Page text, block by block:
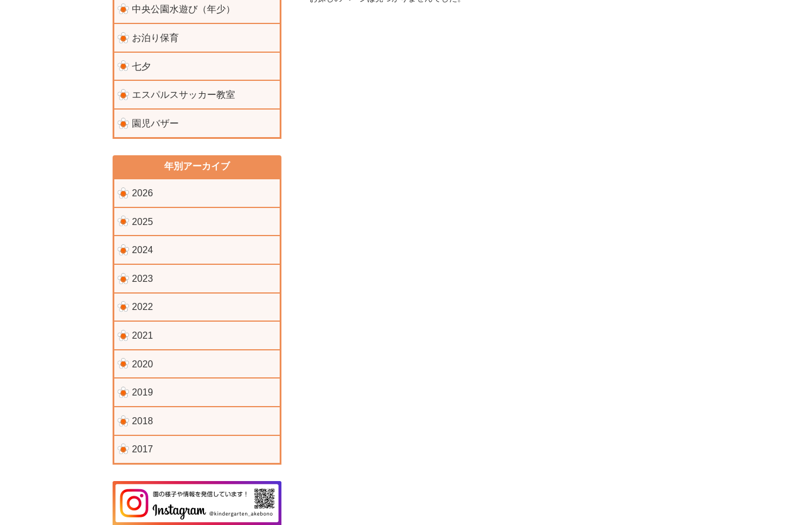
中央公園水遊び（年少）
お泊り保育
七夕
エスパルスサッカー教室
園児バザー
年別アーカイブ
2026
2025
2024
2023
2022
2021
2020
2019
2018
2017